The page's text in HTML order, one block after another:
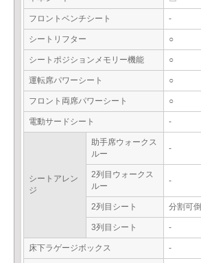
フロントベンチシート -
シートリフター ○
シートポジションメモリー機能 ○
運転席パワーシート ○
フロント両席パワーシート ○
電動サードシート -
シートアレン
ジ
助手席ウォークス
ルー
-
2列目ウォークス
ルー
-
2列目シート 分割可倒
3列目シート -
床下ラゲージボックス -